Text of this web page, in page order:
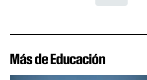
Más de Educación